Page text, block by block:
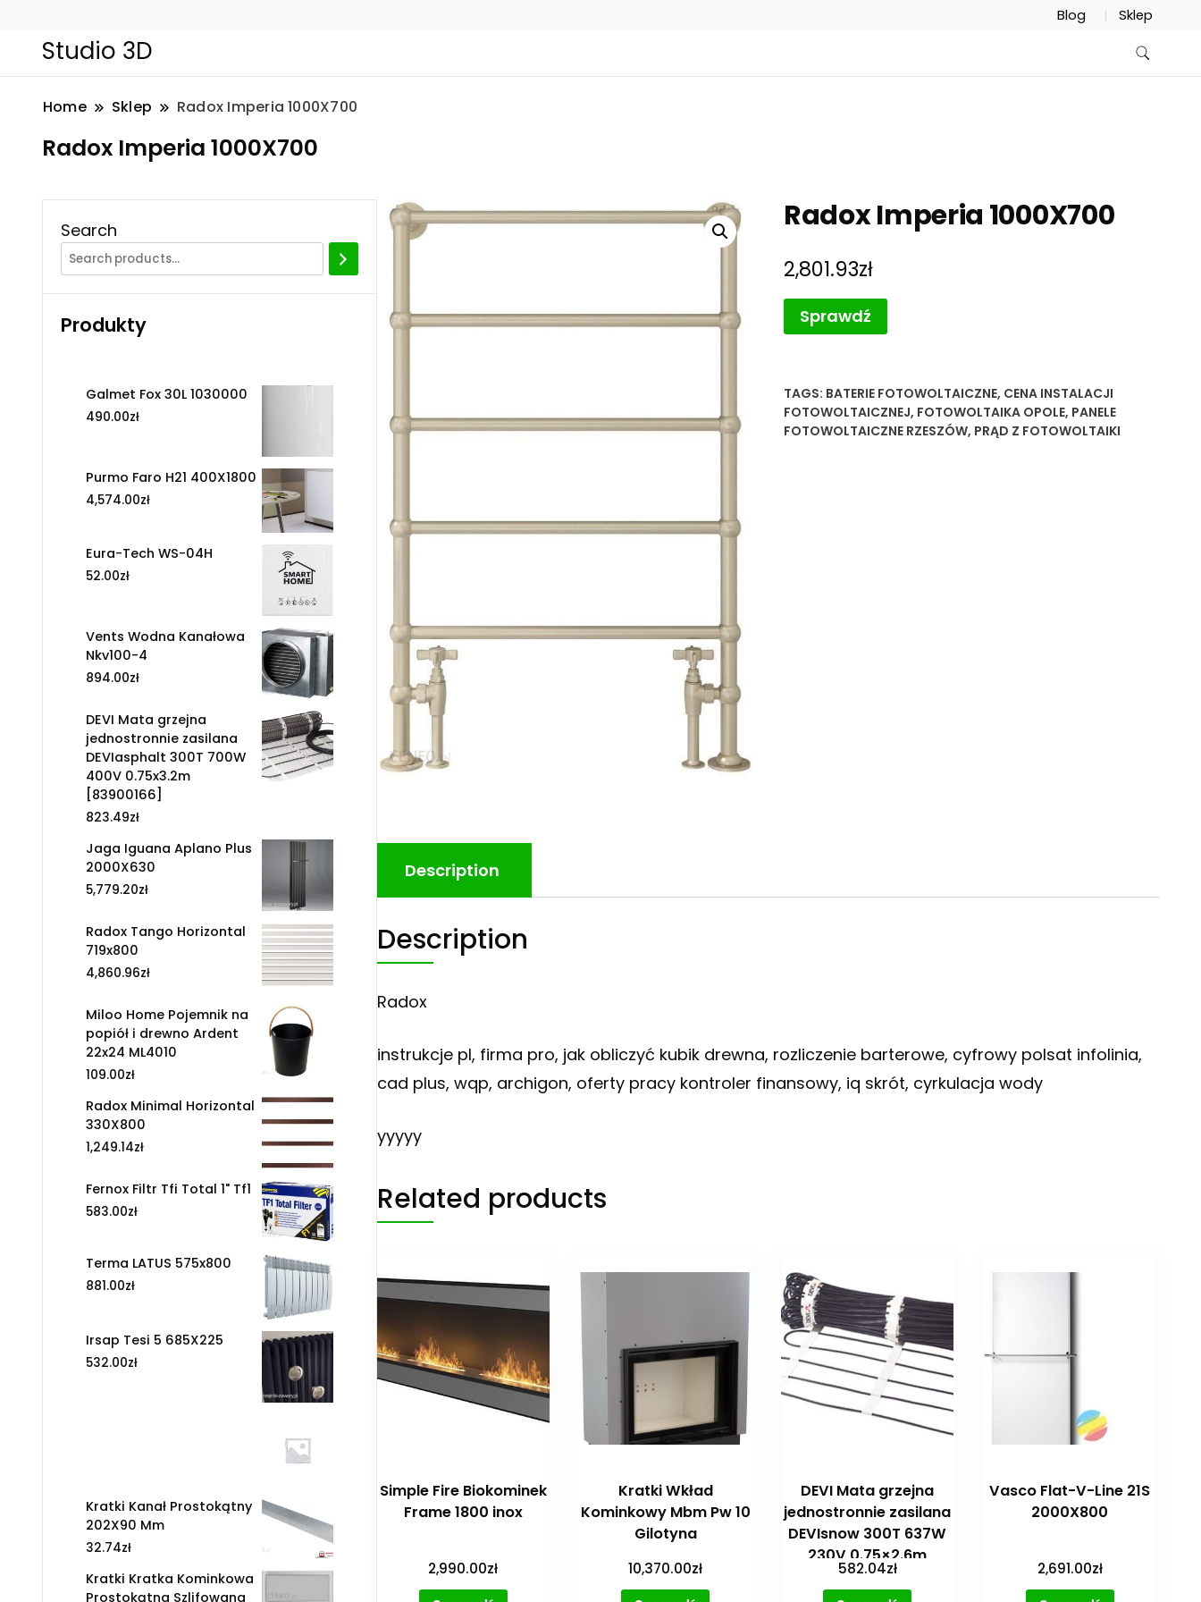
Blog Sklep
Studio 3D
Home Sklep Radox Imperia 1000X700
Radox Imperia 1000X700
Radox Imperia 1000X700
2,801.93zł
Sprawdź
TAGS: BATERIE FOTOWOLTAICZNE, CENA INSTALACJI
FOTOWOLTAICZNEJ, FOTOWOLTAIKA OPOLE, PANELE
FOTOWOLTAICZNE RZESZÓW, PRĄD Z FOTOWOLTAIKI
Description
Description
Radox
instrukcje pl, firma pro, jak obliczyć kubik drewna, rozliczenie barterowe, cyfrowy polsat infolinia,
cad plus, wqp, archigon, oferty pracy kontroler finansowy, iq skrót, cyrkulacja wody
yyyyy
Related products
Simple Fire Biokominek
Frame 1800 inox
2,990.00zł
Kratki Wkład
Kominkowy Mbm Pw 10
Gilotyna
10,370.00zł
DEVI Mata grzejna
jednostronnie zasilana
DEVIsnow 300T 637W
230V 0.75×2.6m
[83902040]
582.04zł
Vasco Flat-V-Line 21S
2000X800
2,691.00zł
Search
Produkty
Galmet Fox 30L 1030000
490.00zł
Purmo Faro H21 400X1800
4,574.00zł
Eura-Tech WS-04H
52.00zł
Vents Wodna Kanałowa
Nkv100-4
894.00zł
DEVI Mata grzejna
jednostronnie zasilana
DEVIasphalt 300T 700W
400V 0.75x3.2m
[83900166]
823.49zł
Jaga Iguana Aplano Plus
2000X630
5,779.20zł
Radox Tango Horizontal
719x800
4,860.96zł
Miloo Home Pojemnik na
popiół i drewno Ardent
22x24 ML4010
109.00zł
Radox Minimal Horizontal
330X800
1,249.14zł
Fernox Filtr Tfi Total 1" Tf1
583.00zł
Terma LATUS 575x800
881.00zł
Irsap Tesi 5 685X225
532.00zł
Kratki Kanał Prostokątny
202X90 Mm
32.74zł
Kratki Kratka Kominkowa
Prostokątna Szlifowana